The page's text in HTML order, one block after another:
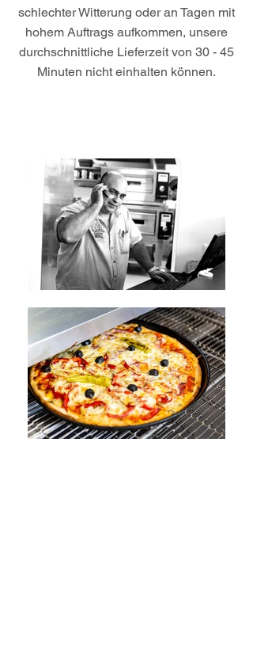
schlechter Witterung oder an Tagen mit
hohem Auftrags aufkommen, unsere
durchschnittliche Lieferzeit von 30 - 45
Minuten nicht einhalten können.